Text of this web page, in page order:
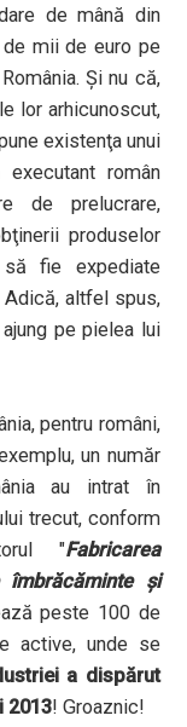
de mână din
mii de euro pe
Şi nu că,
lor arhicunoscut,
existenţa unui
român
de prelucrare,
produselor
fie expediate
altfel spus,
pe pielea lui
pentru români,
un număr
au intrat în
trecut, conform
"Fabricarea
şi
peste 100 de
active, unde se
a dispărut
2013! Groaznic!